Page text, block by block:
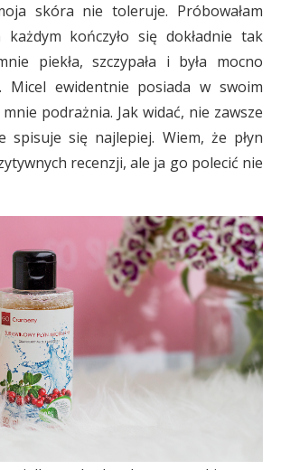
skóra nie toleruje. Próbowałam
kończyło się dokładnie tak
piekła, szczypała i była mocno
Micel ewidentnie posiada w swoim
mnie podrażnia. Jak widać, nie zawsze
spisuje się najlepiej. Wiem, że płyn
recenzji, ale ja go polecić nie